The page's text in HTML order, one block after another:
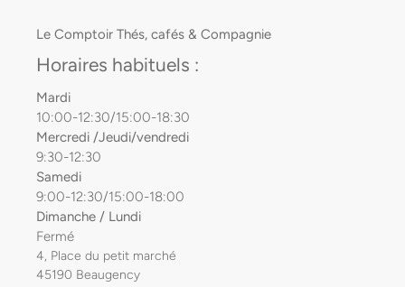
Le Comptoir Thés, cafés & Compagnie
Horaires habituels :
Mardi
10:00-12:30/15:00-18:30
Mercredi /Jeudi/vendredi
9:30-12:30
Samedi
9:00-12:30/15:00-18:00
Dimanche / Lundi
Fermé
4, Place du petit marché
45190 Beaugency